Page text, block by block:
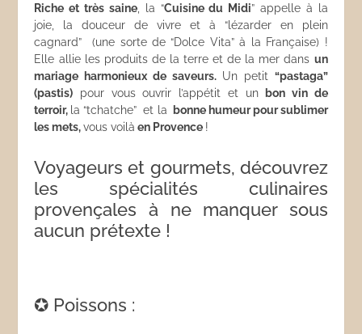
Riche et très saine, la “Cuisine du Midi” appelle à la
joie, la douceur de vivre et à “lézarder en plein
cagnard” (une sorte de “Dolce Vita” à la Française) !
Elle allie les produits de la terre et de la mer dans un
mariage harmonieux de saveurs. Un petit “pastaga”
(pastis) pour vous ouvrir l’appétit et un
bon vin de
terroir, la “tchatche” et la
bonne humeur pour sublimer
les mets,vous voilà en Provence !
Voyageurs et gourmets, découvrez
les spécialités culinaires
provençales à ne manquer sous
aucun prétexte !
✪ Poissons :